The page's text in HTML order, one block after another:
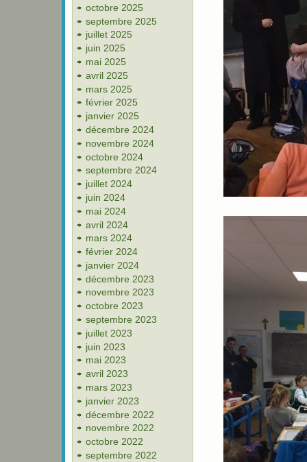
octobre 2025
septembre 2025
juillet 2025
juin 2025
mai 2025
avril 2025
mars 2025
février 2025
janvier 2025
décembre 2024
novembre 2024
octobre 2024
septembre 2024
juillet 2024
juin 2024
mai 2024
avril 2024
mars 2024
février 2024
janvier 2024
décembre 2023
novembre 2023
octobre 2023
septembre 2023
juillet 2023
juin 2023
mai 2023
avril 2023
mars 2023
janvier 2023
décembre 2022
novembre 2022
octobre 2022
septembre 2022